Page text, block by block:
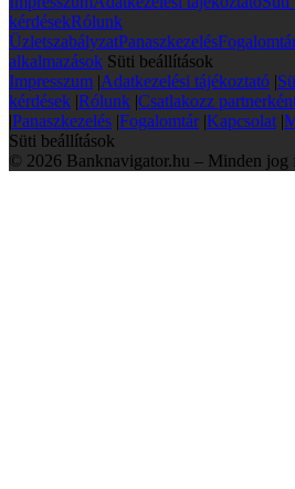
kérdésekRólunk
ÜzletszabályzatPanaszkezelés
alkalmazások Süti beállítások
Impresszum |Adatkezelési tájékoztató |
kérdések |Rólunk |Csatlakozz
|Panaszkezelés |Fogalomtár |Kapcsolat |
Süti beállítások
© 2026 Banknavigator.hu – Minden jog